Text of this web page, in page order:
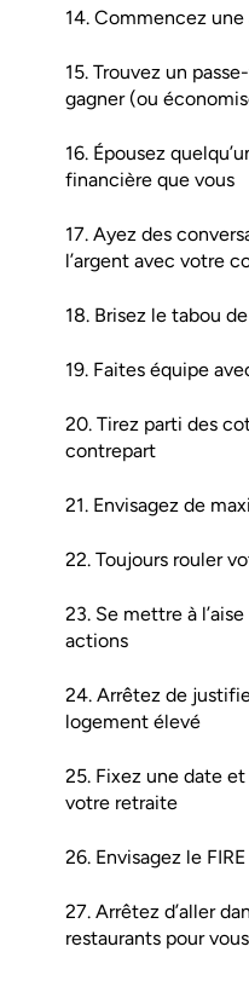
14. Commencez
15. Trouvez un
gagner (ou
16. Épousez
financière que vous
17. Ayez des
l’argent avec votre
18. Brisez le tabou
19. Faites équipe
20. Tirez parti des
contrepart
21. Envisagez de
22. Toujours rouler
23. Se mettre à
actions
24. Arrêtez de
logement élevé
25. Fixez une date
votre retraite
26. Envisagez le FIRE
27. Arrêtez d’aller
restaurants pour